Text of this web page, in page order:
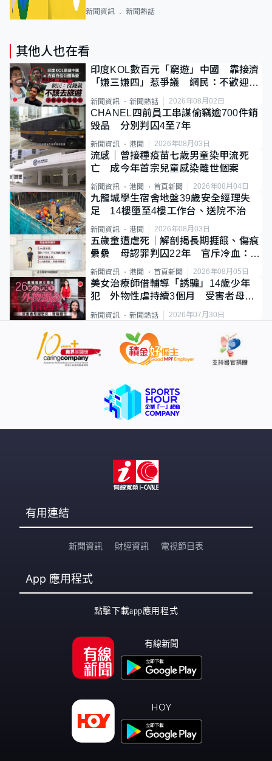
新聞資訊 新聞熱話
其他人也在看
印度KOL數百元「窮遊」中國 靠接濟
「嫌三嫌四」惹爭議 網民：不歡迎劣
質旅客
新聞資訊 新聞熱話 2026年08月02日
CHANEL四前員工串謀偷竊逾700件銷
毀品 分別判囚4至7年
新聞資訊 港聞 2026年08月03日
流感｜曾接種疫苗七歲男童染甲流死
亡 成今年首宗兒童感染離世個案
新聞資訊 港聞 首頁新聞 2026年08月04日
九龍城學生宿舍地盤39歲安全經理失
足 14樓墮至4樓工作台、送院不治
新聞資訊 港聞 2026年08月03日
五歲童遭虐死｜解剖揭長期捱餓、傷痕
纍纍 母認罪判囚22年 官斥冷血：同
類案最惡劣
新聞資訊 港聞 首頁新聞 2026年08月05日
美女治療師借輔導「誘騙」14歲少年
犯 外物性虐持續3個月 受害者母：
要保護其他人
新聞資訊 新聞熱話 2026年07月30日
有用連結
新聞資訊 財經資訊 電視節目表
App 應用程式
點擊下載app應用程式
有線新聞
HOY